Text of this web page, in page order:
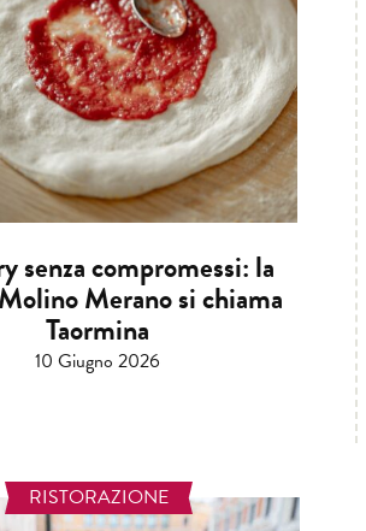
senza compromessi: la
Merano si chiama
Taormina
10 Giugno 2026
RISTORAZIONE